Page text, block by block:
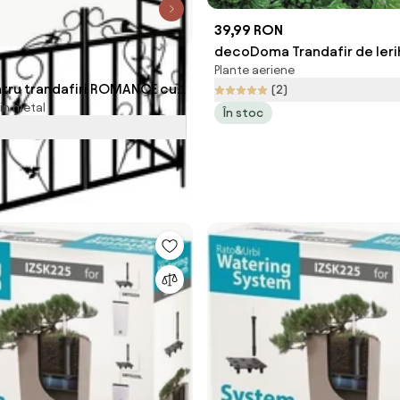
trandafiri ROMANCE cu
negru
metal
39,99 RON
decoDoma Trandafir de
Plante aeriene
(2)
În stoc